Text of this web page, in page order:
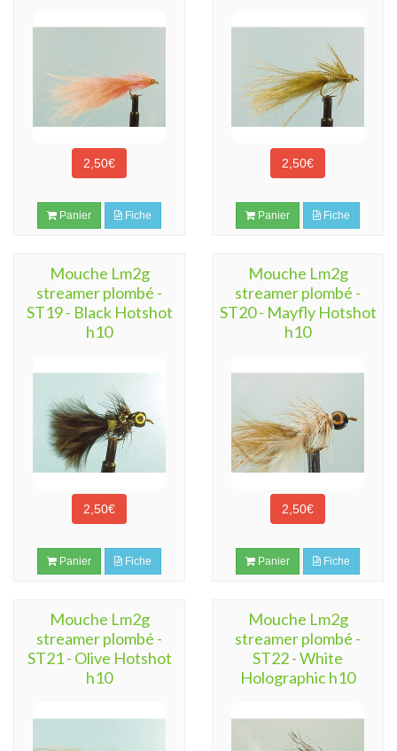
2,50€
Panier Fiche
2,50€
Panier Fiche
Mouche Lm2g
streamer plombé -
ST19 - Black Hotshot
h10
2,50€
Panier Fiche
Mouche Lm2g
streamer plombé -
ST20 - Mayfly Hotshot
h10
2,50€
Panier Fiche
Mouche Lm2g
streamer plombé -
ST21 - Olive Hotshot
h10
Mouche Lm2g
streamer plombé -
ST22 - White
Holographic h10